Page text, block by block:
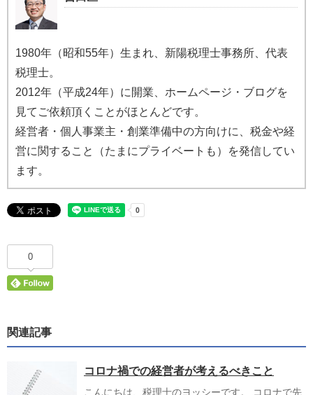
1980年（昭和55年）生まれ、新陽税理士事務所、代表
税理士。
2012年（平成24年）に開業、ホームページ・ブログを
見てご依頼頂くことがほとんどです。
経営者・個人事業主・創業準備中の方向けに、税金や経
営に関すること（たまにプライベートも）を発信してい
ます。
0
関連記事
コロナ禍での経営者が考えるべきこと
こんにちは、税理士のヨッシーです。 コロナで先